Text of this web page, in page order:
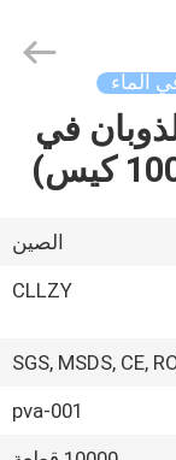
الماء
في
الصين
CLLZY
SGS, MSDS, CE,
pva-001